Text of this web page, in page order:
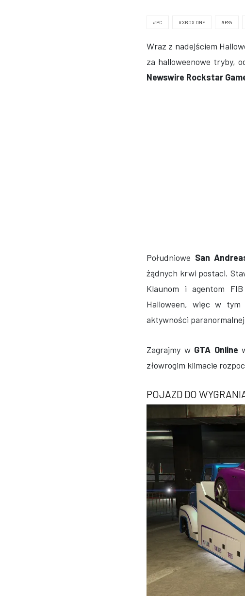
#PC #XBOX ONE #PS4
Wraz z nadejściem
za halloweenowe tryby,
Newswire Rockstar
Południowe San
żądnych krwi postaci.
Klaunom i agentom
Halloween, więc w tym
aktywności
Zagrajmy w GTA Online
złowrogim klimacie
POJAZD DO